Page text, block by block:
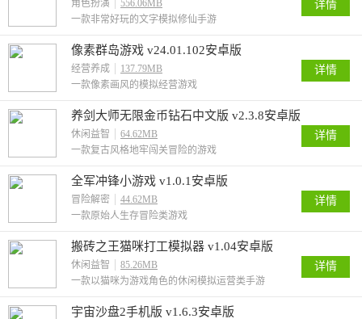
角色扮演
556.06MB
一款非常好玩的文字模拟修仙手游
详情
像素群岛游戏 v24.01.102安卓版
经营养成
137.79MB
一款像素画风的模拟经营游戏
详情
养剑大师无限金币钻石中文版 v2.3.8安卓版
休闲益智
64.62MB
一款复古风格地牢闯关冒险的游戏
详情
全军冲锋小游戏 v1.0.1安卓版
冒险解密
44.62MB
一款原始人生存冒险类游戏
详情
搬砖之王猫咪打工模拟器 v1.04安卓版
休闲益智
85.26MB
一款以猫咪为游戏角色的休闲模拟运营类手游
详情
宇宙沙盘2手机版 v1.6.3安卓版